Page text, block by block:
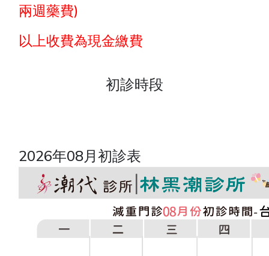
兩週藥費)
以上收費為現金繳費
初診時段
2026年08月初診表